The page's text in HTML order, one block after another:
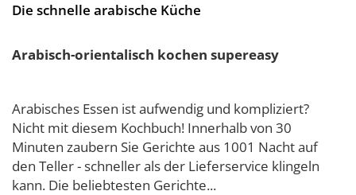
Die schnelle arabische Küche
Arabisch-orientalisch kochen supereasy
Arabisches Essen ist aufwendig und kompliziert?
Nicht mit diesem Kochbuch! Innerhalb von 30
Minuten zaubern Sie Gerichte aus 1001 Nacht auf
den Teller - schneller als der Lieferservice klingeln
kann. Die beliebtesten Gerichte...